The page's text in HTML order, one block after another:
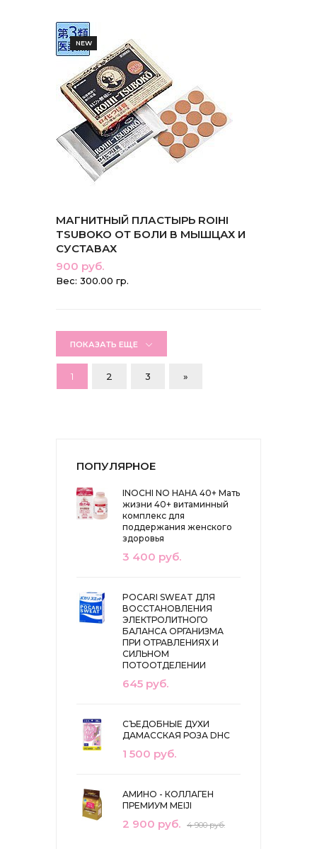
NEW
МАГНИТНЫЙ ПЛАСТЫРЬ ROIHI
TSUBOKO ОТ БОЛИ В МЫШЦАХ И
СУСТАВАХ
900 руб.
Вес: 300.00 гр.
ПОКАЗАТЬ ЕЩЕ
1 2 3 »
ПОПУЛЯРНОЕ
INOCHI NO HAHA 40+ Мать
жизни 40+ витаминный
комплекс для
поддержания женского
здоровья
3 400 руб.
POCARI SWEAT ДЛЯ
ВОССТАНОВЛЕНИЯ
ЭЛЕКТРОЛИТНОГО
БАЛАНСА ОРГАНИЗМА
ПРИ ОТРАВЛЕНИЯХ И
СИЛЬНОМ
ПОТООТДЕЛЕНИИ
645 руб.
СЪЕДОБНЫЕ ДУХИ
ДАМАССКАЯ РОЗА DHC
1 500 руб.
АМИНО - КОЛЛАГЕН
ПРЕМИУМ MEIJI
2 900 руб. 4 900 руб.